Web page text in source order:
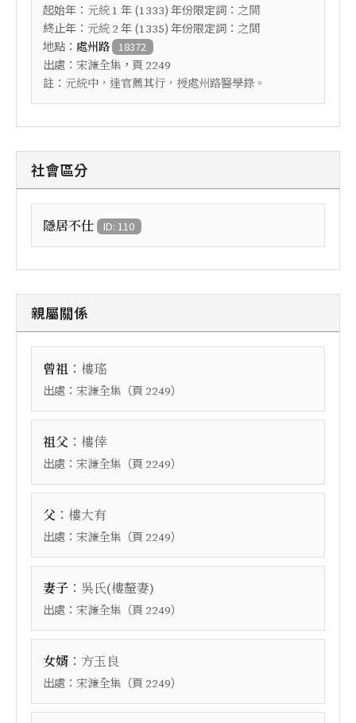
起始年： 元統1 年 (1333) 年份限定詞： 之間
終止年： 元統 2 年 (1335) 年份限定詞： 之間
地點： 處州路 18372
出處： 宋濂全集 ，頁 2249
註： 元統中，達官薦其行，授處州路醫學錄。
社會區分
隱居不仕 ID: 110
親屬關係
曾祖 ： 樓瑤
出處： 宋濂全集 （頁 2249）
祖父 ： 樓倖
出處： 宋濂全集 （頁 2249）
父 ： 樓大有
出處： 宋濂全集 （頁 2249）
妻子 ： 吳氏(樓釐妻)
出處： 宋濂全集 （頁 2249）
女婿 ： 方玉良
出處： 宋濂全集 （頁 2249）